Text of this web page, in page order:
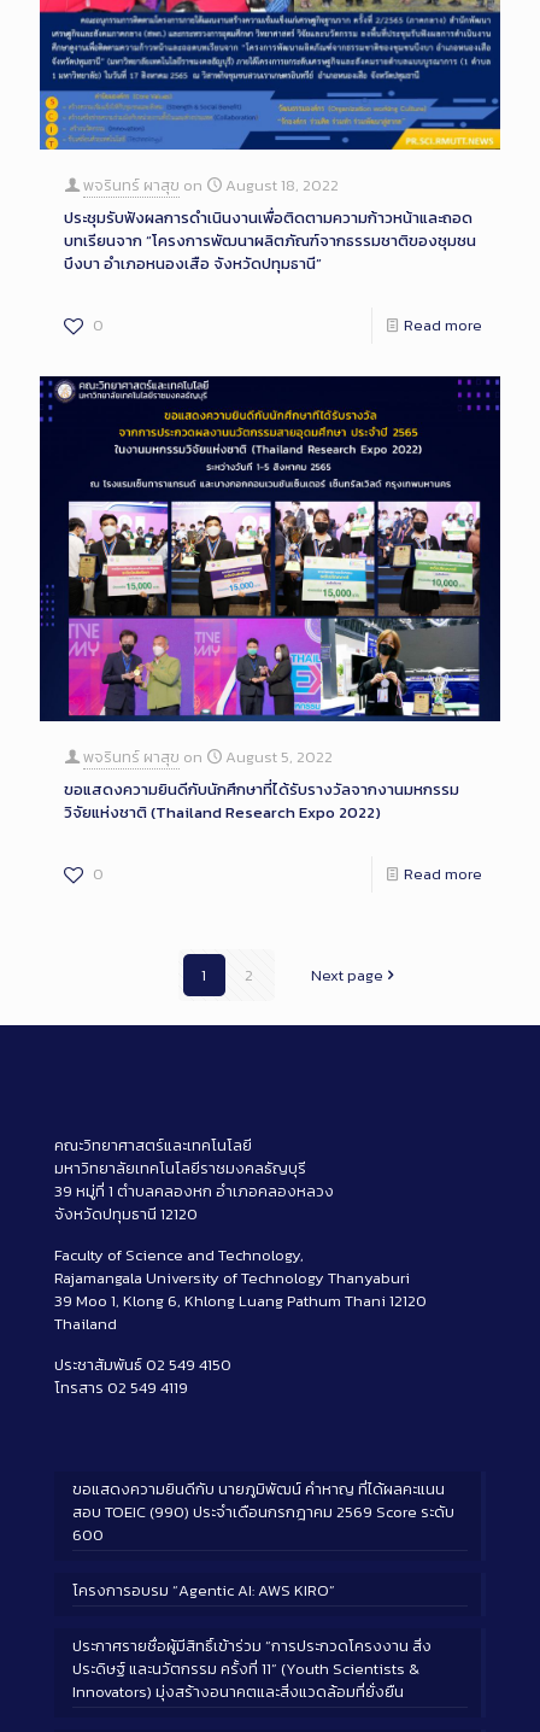
พจรินทร์ ผาสุข on
August 18, 2022
ประชุมรับฟังผลการดำเนินงานเพื่อติดตามความก้าวหน้าและถอด
บทเรียนจาก “โครงการพัฒนาผลิตภัณฑ์จากธรรมชาติของชุมชน
บึงบา อำเภอหนองเสือ จังหวัดปทุมธานี”
0 Read more
พจรินทร์ ผาสุข on
August 5, 2022
ขอแสดงความยินดีกับนักศึกษาที่ได้รับรางวัลจากงานมหกรรม
วิจัยแห่งชาติ (Thailand Research Expo 2022)
0 Read more
1 2 Next page
คณะวิทยาศาสตร์และเทคโนโลยี
มหาวิทยาลัยเทคโนโลยีราชมงคลธัญบุรี
39 หมู่ที่ 1 ตำบลคลองหก อำเภอคลองหลวง
จังหวัดปทุมธานี 12120
Faculty of Science and Technology,
Rajamangala University of Technology Thanyaburi
39 Moo 1, Klong 6, Khlong Luang Pathum Thani 12120
Thailand
ประชาสัมพันธ์ 02 549 4150
โทรสาร 02 549 4119
ขอแสดงความยินดีกับ นายภูมิพัฒน์ คำหาญ ที่ได้ผลคะแนน
สอบ TOEIC (990) ประจำเดือนกรกฎาคม 2569 Score ระดับ
600
โครงการอบรม “Agentic AI: AWS KIRO”
ประกาศรายชื่อผู้มีสิทธิ์เข้าร่วม “การประกวดโครงงาน สิ่ง
ประดิษฐ์ และนวัตกรรม ครั้งที่ 11” (Youth Scientists &
Innovators) มุ่งสร้างอนาคตและสิ่งแวดล้อมที่ยั่งยืน